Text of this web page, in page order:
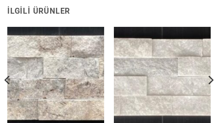
İLGILI ÜRÜNLER